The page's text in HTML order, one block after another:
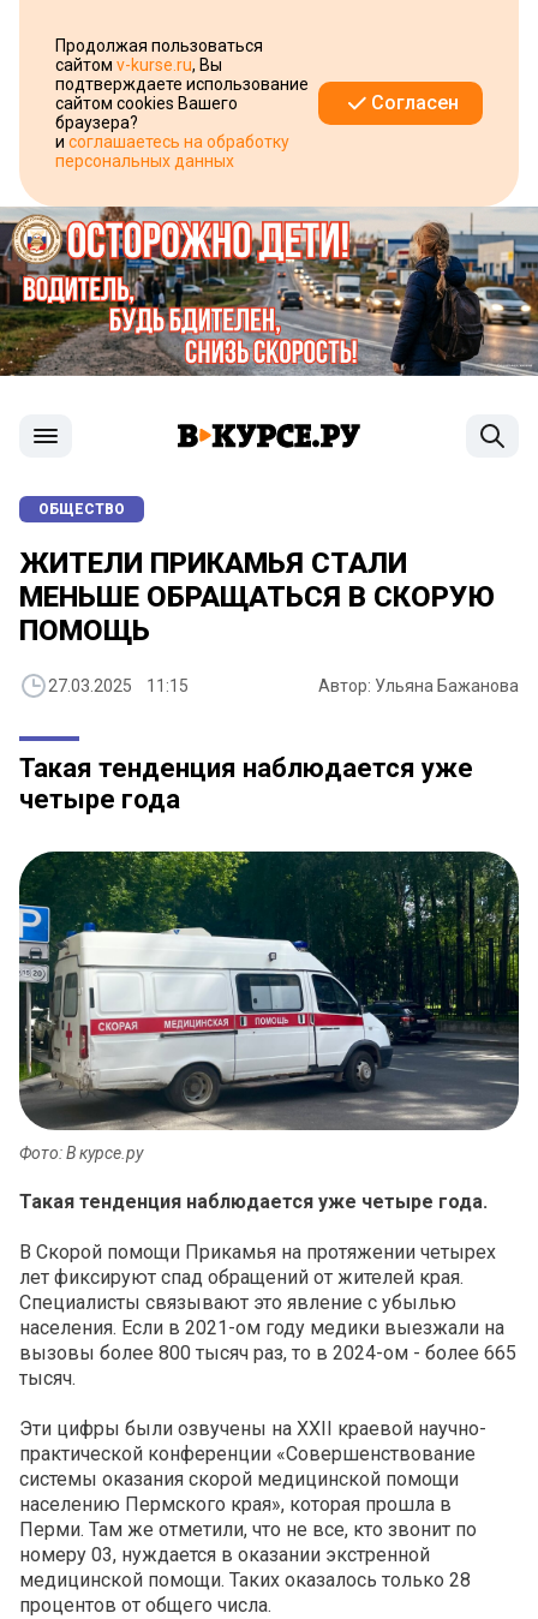
Продолжая пользоваться
сайтом v-kurse.ru, Вы
подтверждаете использование
сайтом cookies Вашего
браузера?
и соглашаетесь на обработку
персональных данных
Согласен
ОБЩЕСТВО
ЖИТЕЛИ ПРИКАМЬЯ СТАЛИ
МЕНЬШЕ ОБРАЩАТЬСЯ В СКОРУЮ
ПОМОЩЬ
27.03.2025 11:15 Автор: Ульяна Бажанова
Такая тенденция наблюдается уже
четыре года
Фото: В курсе.ру
Такая тенденция наблюдается уже четыре года.
В Скорой помощи Прикамья на протяжении четырех
лет фиксируют спад обращений от жителей края.
Специалисты связывают это явление с убылью
населения. Если в 2021-ом году медики выезжали на
вызовы более 800 тысяч раз, то в 2024-ом - более 665
тысяч.
Эти цифры были озвучены на XXII краевой научно-
практической конференции «Совершенствование
системы оказания скорой медицинской помощи
населению Пермского края», которая прошла в
Перми. Там же отметили, что не все, кто звонит по
номеру 03, нуждается в оказании экстренной
медицинской помощи. Таких оказалось только 28
процентов от общего числа.